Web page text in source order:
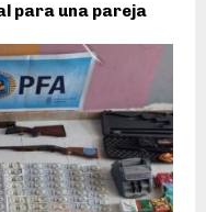
para una pareja